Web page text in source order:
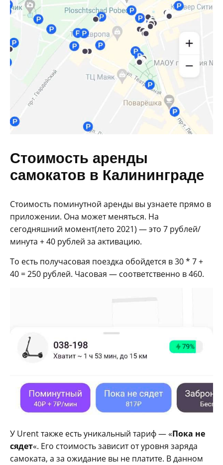
Стоимость аренды
самокатов в Калининграде
Стоимость поминутной аренды вы узнаете прямо в
приложении. Она может меняться. На
сегодняшний момент(лето 2021) — это 7 рублей/
минута + 40 рублей за активацию.
То есть получасовая поездка обойдется в 30 * 7 +
40 = 250 рублей. Часовая — соответственно в 460.
У Urent также есть уникальный тариф — «Пока не
сядет«. Его стоимость зависит от уровня заряда
самоката, а за ожидание вы не платите. В данном